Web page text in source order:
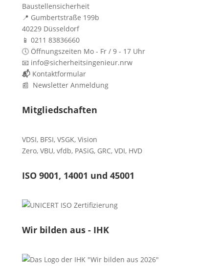
Baustellensicherheit
📍 Gumbertstraße 199b
40229 Düsseldorf
📱 0211 83836660
🕔 Öffnungszeiten Mo - Fr / 9 - 17 Uhr
📧 info@sicherheitsingenieur.nrw
📬 Kontaktformular
📰 Newsletter Anmeldung
Mitgliedschaften
VDSI, BFSI, VSGK, Vision
Zero, VBU, vfdb, PASiG, GRC, VDI, HVD
ISO 9001, 14001 und 45001
Wir bilden aus - IHK